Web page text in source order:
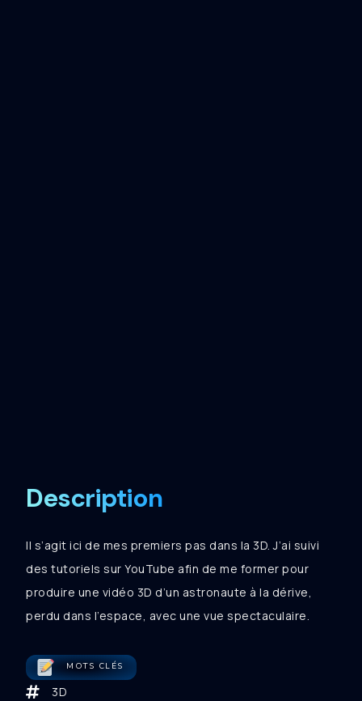
Description
Il s’agit ici de mes premiers pas dans la 3D. J’ai suivi
des tutoriels sur YouTube afin de me former pour
produire une vidéo 3D d’un astronaute à la dérive,
perdu dans l’espace, avec une vue spectaculaire.
MOTS CLÉS
3D